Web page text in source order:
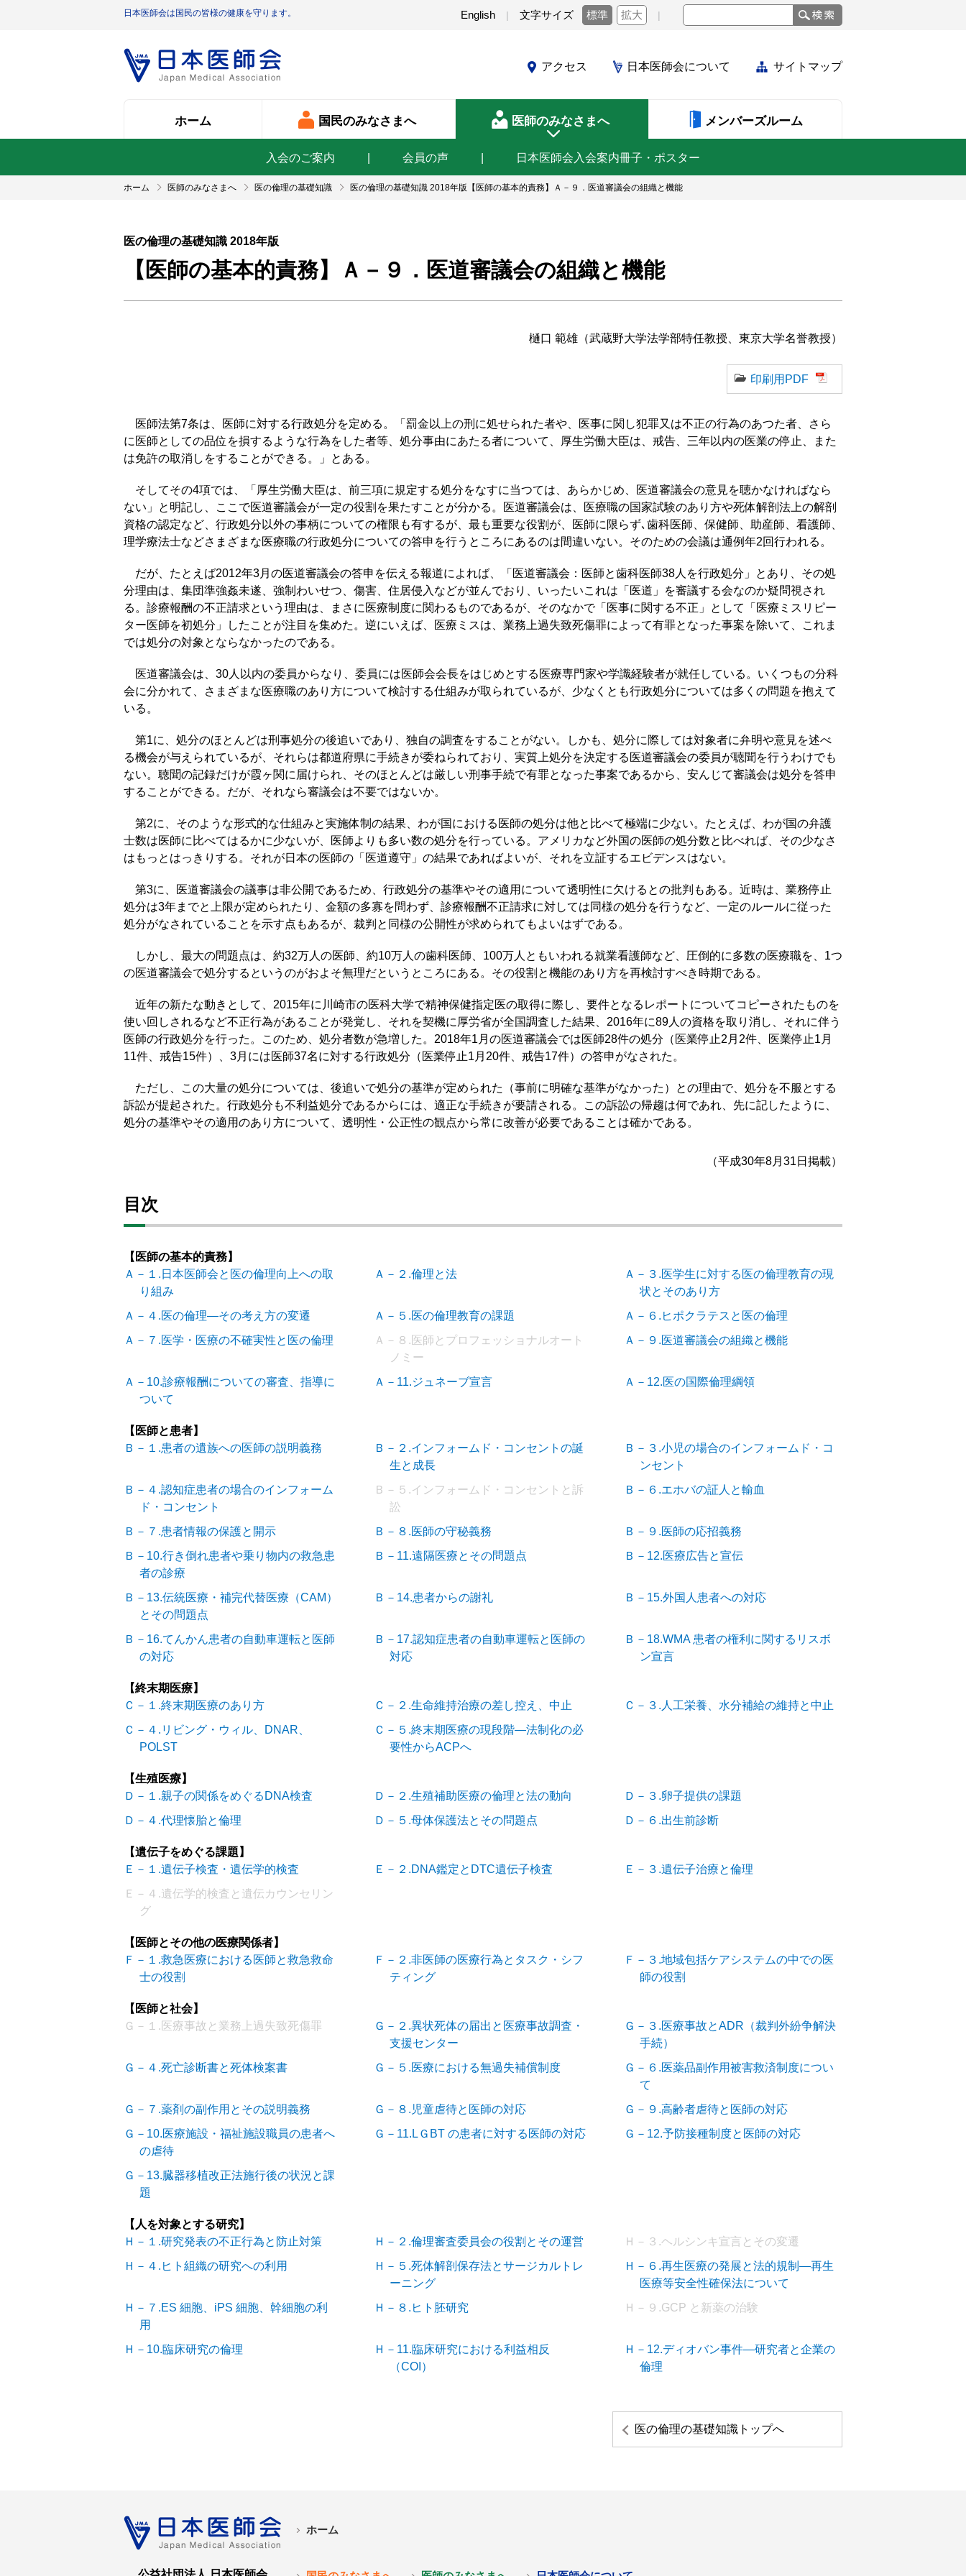
日本医師会は国民の皆様の健康を守ります。 English 文字サイズ 標準 拡大
アクセス 日本医師会について サイトマップ
ホーム 国民のみなさまへ 医師のみなさまへ メンバーズルーム
入会のご案内 会員の声 日本医師会入会案内冊子・ポスター
ホーム 医師のみなさまへ 医の倫理の基礎知識 医の倫理の基礎知識 2018年版【医師の基本的責務】Ａ－９．医道審議会の組織と機能
医の倫理の基礎知識 2018年版
【医師の基本的責務】Ａ－９．医道審議会の組織と機能
樋口 範雄（武蔵野大学法学部特任教授、東京大学名誉教授）
印刷用PDF
医師法第7条は、医師に対する行政処分を定める。「罰金以上の刑に処せられた者や、医事に関し犯罪又は不正の行為のあつた者、さら
に医師としての品位を損するような行為をした者等、処分事由にあたる者について、厚生労働大臣は、戒告、三年以内の医業の停止、また
は免許の取消しをすることができる。」とある。
そしてその4項では、「厚生労働大臣は、前三項に規定する処分をなすに当つては、あらかじめ、医道審議会の意見を聴かなければなら
ない」と明記し、ここで医道審議会が一定の役割を果たすことが分かる。医道審議会は、医療職の国家試験のあり方や死体解剖法上の解剖
資格の認定など、行政処分以外の事柄についての権限も有するが、最も重要な役割が、医師に限らず､歯科医師、保健師、助産師、看護師、
理学療法士などさまざまな医療職の行政処分についての答申を行うところにあるのは間違いない。そのための会議は通例年2回行われる。
だが、たとえば2012年3月の医道審議会の答申を伝える報道によれば、「医道審議会：医師と歯科医師38人を行政処分」とあり、その処
分理由は、集団準強姦未遂、強制わいせつ、傷害、住居侵入などが並んでおり、いったいこれは「医道」を審議する会なのか疑問視され
る。診療報酬の不正請求という理由は、まさに医療制度に関わるものであるが、そのなかで「医事に関する不正」として「医療ミスリピー
ター医師を初処分」したことが注目を集めた。逆にいえば、医療ミスは、業務上過失致死傷罪によって有罪となった事案を除いて、これま
では処分の対象とならなかったのである。
医道審議会は、30人以内の委員からなり、委員には医師会会長をはじめとする医療専門家や学識経験者が就任している。いくつもの分科
会に分かれて、さまざまな医療職のあり方について検討する仕組みが取られているが、少なくとも行政処分については多くの問題を抱えて
いる。
第1に、処分のほとんどは刑事処分の後追いであり、独自の調査をすることがない。しかも、処分に際しては対象者に弁明や意見を述べ
る機会が与えられているが、それらは都道府県に手続きが委ねられており、実質上処分を決定する医道審議会の委員が聴聞を行うわけでも
ない。聴聞の記録だけが霞ヶ関に届けられ、そのほとんどは厳しい刑事手続で有罪となった事案であるから、安んじて審議会は処分を答申
することができる。だが、それなら審議会は不要ではないか。
第2に、そのような形式的な仕組みと実施体制の結果、わが国における医師の処分は他と比べて極端に少ない。たとえば、わが国の弁護
士数は医師に比べてはるかに少ないが、医師よりも多い数の処分を行っている。アメリカなど外国の医師の処分数と比べれば、その少なさ
はもっとはっきりする。それが日本の医師の「医道遵守」の結果であればよいが、それを立証するエビデンスはない。
第3に、医道審議会の議事は非公開であるため、行政処分の基準やその適用について透明性に欠けるとの批判もある。近時は、業務停止
処分は3年までと上限が定められたり、金額の多寡を問わず、診療報酬不正請求に対しては同様の処分を行うなど、一定のルールに従った
処分がなされていることを示す点もあるが、裁判と同様の公開性が求められてもよいはずである。
しかし、最大の問題点は、約32万人の医師、約10万人の歯科医師、100万人ともいわれる就業看護師など、圧倒的に多数の医療職を、1つ
の医道審議会で処分するというのがおよそ無理だというところにある。その役割と機能のあり方を再検討すべき時期である。
近年の新たな動きとして、2015年に川崎市の医科大学で精神保健指定医の取得に際し、要件となるレポートについてコピーされたものを
使い回しされるなど不正行為があることが発覚し、それを契機に厚労省が全国調査した結果、2016年に89人の資格を取り消し、それに伴う
医師の行政処分を行った。このため、処分者数が急増した。2018年1月の医道審議会では医師28件の処分（医業停止2月2件、医業停止1月
11件、戒告15件）、3月には医師37名に対する行政処分（医業停止1月20件、戒告17件）の答申がなされた。
ただし、この大量の処分については、後追いで処分の基準が定められた（事前に明確な基準がなかった）との理由で、処分を不服とする
訴訟が提起された。行政処分も不利益処分であるからには、適正な手続きが要請される。この訴訟の帰趨は何であれ、先に記したように、
処分の基準やその適用のあり方について、透明性・公正性の観点から常に改善が必要であることは確かである。
（平成30年8月31日掲載）
目次
【医師の基本的責務】
Ａ－１.日本医師会と医の倫理向上への取
り組み
Ａ－２.倫理と法
Ａ－３.医学生に対する医の倫理教育の現
状とそのあり方
Ａ－４.医の倫理―その考え方の変遷
Ａ－５.医の倫理教育の課題
Ａ－６.ヒポクラテスと医の倫理
Ａ－７.医学・医療の不確実性と医の倫理
Ａ－８.医師とプロフェッショナルオート
ノミー
Ａ－９.医道審議会の組織と機能
Ａ－10.診療報酬についての審査、指導に
ついて
Ａ－11.ジュネーブ宣言 Ａ－12.医の国際倫理綱領
【医師と患者】
Ｂ－１.患者の遺族への医師の説明義務
Ｂ－２.インフォームド・コンセントの誕
生と成長
Ｂ－３.小児の場合のインフォームド・コ
ンセント
Ｂ－４.認知症患者の場合のインフォーム
ド・コンセント
Ｂ－５.インフォームド・コンセントと訴
訟
Ｂ－６.エホバの証人と輸血
Ｂ－７.患者情報の保護と開示 Ｂ－８.医師の守秘義務
Ｂ－９.医師の応招義務
Ｂ－10.行き倒れ患者や乗り物内の救急患
者の診療
Ｂ－11.遠隔医療とその問題点 Ｂ－12.医療広告と宣伝
Ｂ－13.伝統医療・補完代替医療（CAM）
とその問題点
Ｂ－14.患者からの謝礼 Ｂ－15.外国人患者への対応
Ｂ－16.てんかん患者の自動車運転と医師
の対応
Ｂ－17.認知症患者の自動車運転と医師の
対応
Ｂ－18.WMA 患者の権利に関するリスボ
ン宣言
【終末期医療】
Ｃ－１.終末期医療のあり方
Ｃ－２.生命維持治療の差し控え、中止
Ｃ－３.人工栄養、水分補給の維持と中止
Ｃ－４.リビング・ウィル、DNAR、
POLST
Ｃ－５.終末期医療の現段階―法制化の必
要性からACPへ
【生殖医療】
Ｄ－１.親子の関係をめぐるDNA検査
Ｄ－２.生殖補助医療の倫理と法の動向
Ｄ－３.卵子提供の課題
Ｄ－４.代理懐胎と倫理
Ｄ－５.母体保護法とその問題点 Ｄ－６.出生前診断
【遺伝子をめぐる課題】
Ｅ－１.遺伝子検査・遺伝学的検査
Ｅ－２.DNA鑑定とDTC遺伝子検査
Ｅ－３.遺伝子治療と倫理
Ｅ－４.遺伝学的検査と遺伝カウンセリン
グ
【医師とその他の医療関係者】
Ｆ－１.救急医療における医師と救急救命
士の役割
Ｆ－２.非医師の医療行為とタスク・シフ
ティング
Ｆ－３.地域包括ケアシステムの中での医
師の役割
【医師と社会】
Ｇ－１.医療事故と業務上過失致死傷罪
Ｇ－２.異状死体の届出と医療事故調査・
支援センター
Ｇ－３.医療事故とADR（裁判外紛争解決
手続）
Ｇ－４.死亡診断書と死体検案書
Ｇ－５.医療における無過失補償制度
Ｇ－６.医薬品副作用被害救済制度につい
て
Ｇ－７.薬剤の副作用とその説明義務
Ｇ－８.児童虐待と医師の対応
Ｇ－９.高齢者虐待と医師の対応
Ｇ－10.医療施設・福祉施設職員の患者へ
の虐待
Ｇ－11.LＧBT の患者に対する医師の対応 Ｇ－12.予防接種制度と医師の対応
Ｇ－13.臓器移植改正法施行後の状況と課
題
【人を対象とする研究】
Ｈ－１.研究発表の不正行為と防止対策
Ｈ－２.倫理審査委員会の役割とその運営
Ｈ－３.ヘルシンキ宣言とその変遷
Ｈ－４.ヒト組織の研究への利用
Ｈ－５.死体解剖保存法とサージカルトレ
ーニング
Ｈ－６.再生医療の発展と法的規制―再生
医療等安全性確保法について
Ｈ－７.ES 細胞、iPS 細胞、幹細胞の利
用
Ｈ－８.ヒト胚研究 Ｈ－９.GCP と新薬の治験
Ｈ－10.臨床研究の倫理
Ｈ－11.臨床研究における利益相反
（COI）
Ｈ－12.ディオバン事件―研究者と企業の
倫理
医の倫理の基礎知識トップへ
ホーム